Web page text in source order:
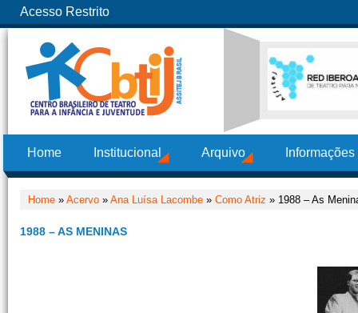
Acesso Restrito
Home Institucional Arquivo
Home » Acervo » Ana Luísa Lacombe » Como Atriz » 1988 – As
1988 – AS MENINAS